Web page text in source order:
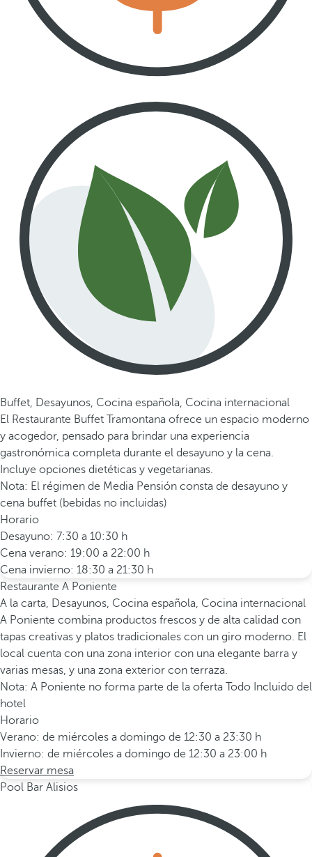
Buffet, Desayunos, Cocina española, Cocina internacional
El Restaurante Buffet Tramontana ofrece un espacio moderno
y acogedor, pensado para brindar una experiencia
gastronómica completa durante el desayuno y la cena.
Incluye opciones dietéticas y vegetarianas.
Nota: El régimen de Media Pensión consta de desayuno y
cena buffet (bebidas no incluidas)
Horario
Desayuno: 7:30 a 10:30 h
Cena verano: 19:00 a 22:00 h
Cena invierno: 18:30 a 21:30 h
Restaurante A Poniente
A la carta, Desayunos, Cocina española, Cocina internacional
A Poniente combina productos frescos y de alta calidad con
tapas creativas y platos tradicionales con un giro moderno. El
local cuenta con una zona interior con una elegante barra y
varias mesas, y una zona exterior con terraza.
Nota: A Poniente no forma parte de la oferta Todo Incluido del
hotel
Horario
Verano: de miércoles a domingo de 12:30 a 23:30 h
Invierno: de miércoles a domingo de 12:30 a 23:00 h
Reservar mesa
Pool Bar Alisios